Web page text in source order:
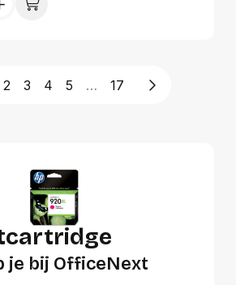
op kantoor.
2 3 4 5 … 17
je bij OfficeNext